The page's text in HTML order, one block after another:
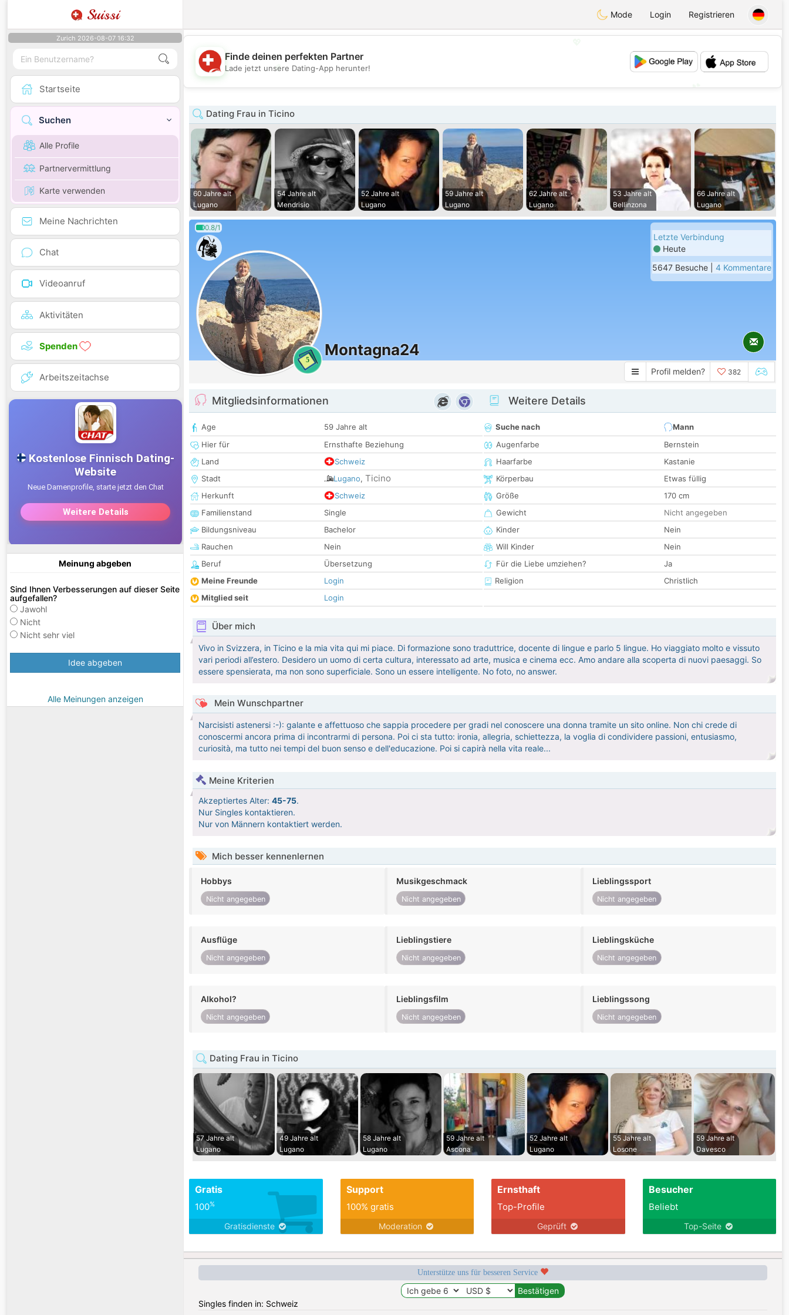
Suissi Mode Login Registrieren
Zurich 2026-08-07 16:32
Startseite
Suchen
Alle Profile
Partnervermittlung
Karte verwenden
Meine Nachrichten
Chat
Videoanruf
Aktivitäten
Spenden
Arbeitszeitachse
Meinung abgeben
Sind Ihnen Verbesserungen auf dieser Seite
aufgefallen?
Jawohl
Nicht
Nicht sehr viel
Idee abgeben
Alle Meinungen anzeigen
💖
💕
Finde deinen perfekten Partner
Lade jetzt unsere Dating-App herunter!
Dating Frau in Ticino
60 Jahre alt
Lugano
54 Jahre alt
Mendrisio
52 Jahre alt
Lugano
59 Jahre alt
Lugano
62 Jahre alt
Lugano
53 Jahre alt
Bellinzona
66 Jahre alt
Lugano
0.8/1
5
Montagna24
Letzte Verbindung
Heute
5647 Besuche | 4 Kommentare
Profil melden? 382
Mitgliedsinformationen
Age
59 Jahre alt
Hier für
Ernsthafte Beziehung
Land
Schweiz
Stadt
Lugano, Ticino
Herkunft
Schweiz
Familienstand
Single
Bildungsniveau
Bachelor
Rauchen
Nein
Beruf
Übersetzung
Meine Freunde
Login
Mitglied seit
Login
Weitere Details
Suche nach
Mann
Augenfarbe
Bernstein
Haarfarbe
Kastanie
Körperbau
Etwas füllig
Größe
170 cm
Gewicht
Nicht angegeben
Kinder
Nein
Will Kinder
Nein
Für die Liebe umziehen?
Ja
Religion
Christlich
Über mich
Vivo in Svizzera, in Ticino e la mia vita qui mi piace. Di formazione sono traduttrice, docente di lingue e parlo 5 lingue. Ho viaggiato molto e vissuto
vari periodi all’estero. Desidero un uomo di certa cultura, interessato ad arte, musica e cinema ecc. Amo andare alla scoperta di nuovi paesaggi. So
essere spensierata, ma non sono superficiale. Sono un essere intelligente. No foto, no answer.
Mein Wunschpartner
Narcisisti astenersi :-): galante e affettuoso che sappia procedere per gradi nel conoscere una donna tramite un sito online. Non chi crede di
conoscermi ancora prima di incontrarmi di persona. Poi ci sta tutto: ironia, allegria, schiettezza, la voglia di condividere passioni, entusiasmo,
curiosità, ma tutto nei tempi del buon senso e dell'educazione. Poi si capirà nella vita reale...
Meine Kriterien
Akzeptiertes Alter: 45-75.
Nur Singles kontaktieren.
Nur von Männern kontaktiert werden.
Mich besser kennenlernen
Hobbys
Nicht angegeben
Musikgeschmack
Nicht angegeben
Lieblingssport
Nicht angegeben
Ausflüge
Nicht angegeben
Lieblingstiere
Nicht angegeben
Lieblingsküche
Nicht angegeben
Alkohol?
Nicht angegeben
Lieblingsfilm
Nicht angegeben
Lieblingssong
Nicht angegeben
Dating Frau in Ticino
57 Jahre alt
Lugano
49 Jahre alt
Lugano
58 Jahre alt
Lugano
59 Jahre alt
Ascona
52 Jahre alt
Lugano
55 Jahre alt
Losone
59 Jahre alt
Davesco
Gratis
100%
Gratisdienste
Support
100% gratis
Moderation
Ernsthaft
Top-Profile
Geprüft
Besucher
Beliebt
Top-Seite
Unterstütze uns für besseren Service
Singles finden in: Schweiz